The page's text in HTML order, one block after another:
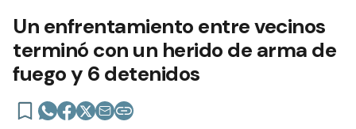
Un enfrentamiento entre vecinos
terminó con un herido de arma de
fuego y 6 detenidos